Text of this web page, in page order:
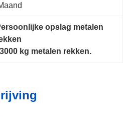
opslag metalen
3000 kg metalen rekken.